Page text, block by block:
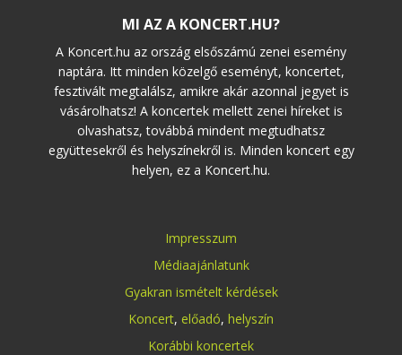
MI AZ A KONCERT.HU?
A Koncert.hu az ország elsőszámú zenei esemény
naptára. Itt minden közelgő eseményt, koncertet,
fesztivált megtalálsz, amikre akár azonnal jegyet is
vásárolhatsz! A koncertek mellett zenei híreket is
olvashatsz, továbbá mindent megtudhatsz
együttesekről és helyszínekről is. Minden koncert egy
helyen, ez a Koncert.hu.
Impresszum
Médiaajánlatunk
Gyakran ismételt kérdések
Koncert, előadó, helyszín
Korábbi koncertek